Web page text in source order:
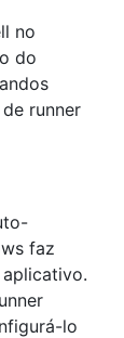
no
do
runner
faz
lo